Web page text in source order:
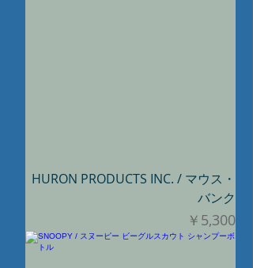
HURON PRODUCTS INC. / マウス・
バンク
価格
￥5,300